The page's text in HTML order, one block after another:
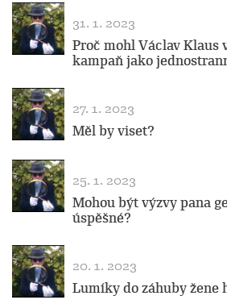
31. 1. 2023
Proč mohl Václav Klaus
kampaň jako
27. 1. 2023
Měl by viset?
25. 1. 2023
Mohou být výzvy pana
úspěšné?
20. 1. 2023
Lumíky do záhuby žene